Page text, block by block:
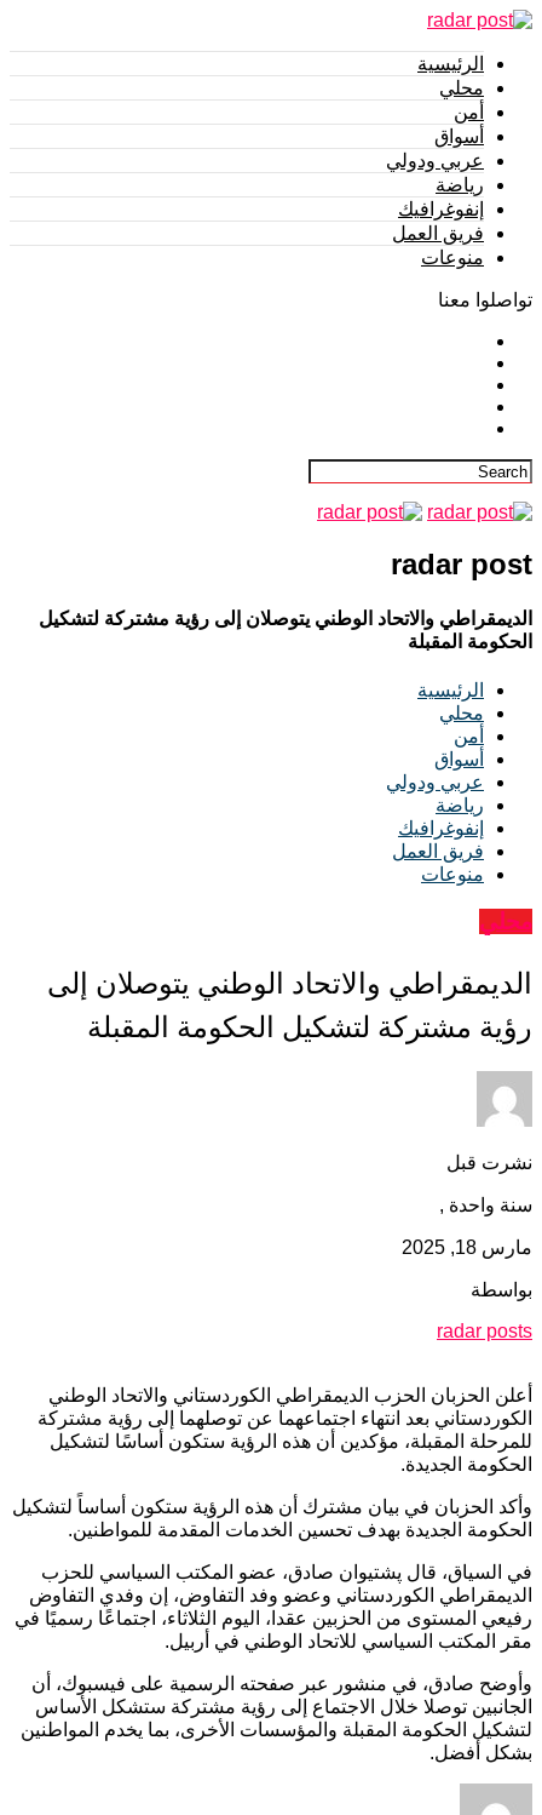
الرئيسية
محلي
أمن
أسواق
عربي ودولي
رياضة
إنفوغرافيك
فريق العمل
منوعات
تواصلوا معنا
radar post
الديمقراطي والاتحاد الوطني يتوصلان إلى رؤية مشتركة لتشكيل
الحكومة المقبلة
الرئيسية
محلي
أمن
أسواق
عربي ودولي
رياضة
إنفوغرافيك
فريق العمل
منوعات
محلي
الديمقراطي والاتحاد الوطني يتوصلان إلى
رؤية مشتركة لتشكيل الحكومة المقبلة
نشرت قبل
سنة واحدة ,
مارس 18, 2025
بواسطة
radar posts
أعلن الحزبان الحزب الديمقراطي الكوردستاني والاتحاد الوطني
الكوردستاني بعد انتهاء اجتماعهما عن توصلهما إلى رؤية مشتركة
للمرحلة المقبلة، مؤكدين أن هذه الرؤية ستكون أساسًا لتشكيل
الحكومة الجديدة.
وأكد الحزبان في بيان مشترك أن هذه الرؤية ستكون أساساً لتشكيل
الحكومة الجديدة بهدف تحسين الخدمات المقدمة للمواطنين.
في السياق، قال پشتیوان صادق، عضو المكتب السياسي للحزب
الديمقراطي الكوردستاني وعضو وفد التفاوض، إن وفدي التفاوض
رفيعي المستوى من الحزبين عقدا، اليوم الثلاثاء، اجتماعًا رسميًا في
مقر المكتب السياسي للاتحاد الوطني في أربيل.
وأوضح صادق، في منشور عبر صفحته الرسمية على فيسبوك، أن
الجانبين توصلا خلال الاجتماع إلى رؤية مشتركة ستشكل الأساس
لتشكيل الحكومة المقبلة والمؤسسات الأخرى، بما يخدم المواطنين
بشكل أفضل.